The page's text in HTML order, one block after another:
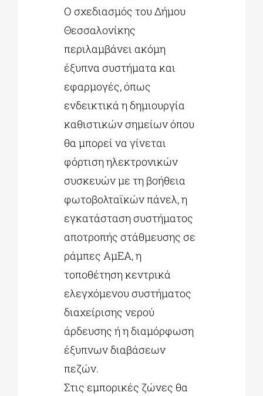
Ο σχεδιασμός του Δήμου
Θεσσαλονίκης
περιλαμβάνει ακόμη
έξυπνα συστήματα και
εφαρμογές, όπως
ενδεικτικά η δημιουργία
καθιστικών σημείων όπου
θα μπορεί να γίνεται
φόρτιση ηλεκτρονικών
συσκευών με τη βοήθεια
φωτοβολταϊκών πάνελ, η
εγκατάσταση συστήματος
αποτροπής στάθμευσης σε
ράμπες ΑμΕΑ, η
τοποθέτηση κεντρικά
ελεγχόμενου συστήματος
διαχείρισης νερού
άρδευσης ή η διαμόρφωση
έξυπνων διαβάσεων
πεζών.
Στις εμπορικές ζώνες θα